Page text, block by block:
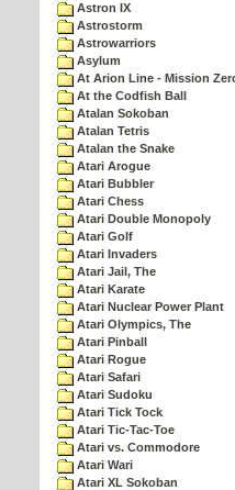
Astron IX
Astrostorm
Astrowarriors
Asylum
At Arion Line - Mission
At the Codfish Ball
Atalan Sokoban
Atalan Tetris
Atalan the Snake
Atari Arogue
Atari Bubbler
Atari Chess
Atari Double Monopoly
Atari Golf
Atari Invaders
Atari Jail, The
Atari Karate
Atari Nuclear Power Plant
Atari Olympics, The
Atari Pinball
Atari Rogue
Atari Safari
Atari Sudoku
Atari Tick Tock
Atari Tic-Tac-Toe
Atari vs. Commodore
Atari Wari
Atari XL Sokoban